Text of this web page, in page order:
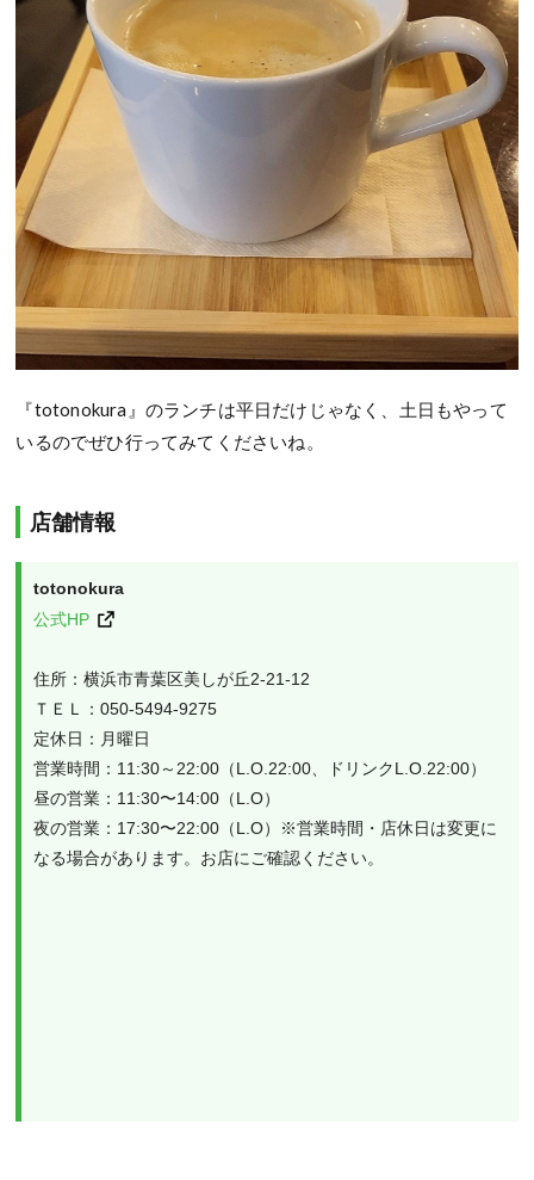
『totonokura』のランチは平日だけじゃなく、土日もやって
いるのでぜひ行ってみてくださいね。
店舗情報
totonokura
公式HP
住所：横浜市青葉区美しが丘2-21-12
ＴＥＬ：050-5494-9275
定休日：月曜日
営業時間：11:30～22:00（L.O.22:00、ドリンクL.O.22:00）
昼の営業：11:30〜14:00（L.O）
夜の営業：17:30〜22:00（L.O）※営業時間・店休日は変更に